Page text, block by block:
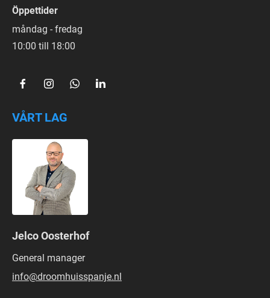
Öppettider
måndag - fredag
10:00 till 18:00
VÅRT LAG
Jelco Oosterhof
General manager
info@droomhuisspanje.nl